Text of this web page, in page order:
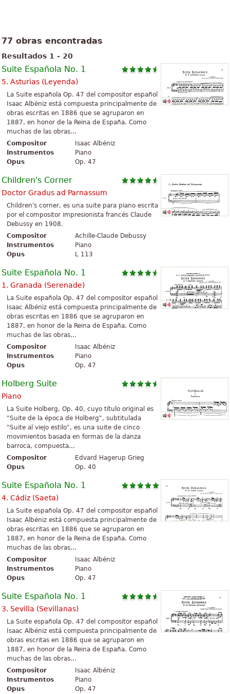
77 obras encontradas
Resultados 1 - 20
Suite Española No. 1
5. Asturias (Leyenda)
La Suite española Op. 47 del compositor español
Isaac Albéniz está compuesta principalmente de
obras escritas en 1886 que se agruparon en
1887, en honor de la Reina de España. Como
muchas de las obras...
Compositor
Isaac Albéniz
Instrumentos
Piano
Opus
Op. 47
Children's Corner
Doctor Gradus ad Parnassum
Children's corner, es una suite para piano escrita
por el compositor impresionista francés Claude
Debussy en 1908.
Compositor
Achille-Claude Debussy
Instrumentos
Piano
Opus
L 113
Suite Española No. 1
1. Granada (Serenade)
La Suite española Op. 47 del compositor español
Isaac Albéniz está compuesta principalmente de
obras escritas en 1886 que se agruparon en
1887, en honor de la Reina de España. Como
muchas de las obras...
Compositor
Isaac Albéniz
Instrumentos
Piano
Opus
Op. 47
Holberg Suite
Piano
La Suite Holberg, Op. 40, cuyo título original es
"Suite de la época de Holberg", subtitulada
"Suite al viejo estilo", es una suite de cinco
movimientos basada en formas de la danza
barroca, compuesta...
Compositor
Edvard Hagerup Grieg
Opus
Op. 40
Suite Española No. 1
4. Cádiz (Saeta)
La Suite española Op. 47 del compositor español
Isaac Albéniz está compuesta principalmente de
obras escritas en 1886 que se agruparon en
1887, en honor de la Reina de España. Como
muchas de las obras...
Compositor
Isaac Albéniz
Instrumentos
Piano
Opus
Op. 47
Suite Española No. 1
3. Sevilla (Sevillanas)
La Suite española Op. 47 del compositor español
Isaac Albéniz está compuesta principalmente de
obras escritas en 1886 que se agruparon en
1887, en honor de la Reina de España. Como
muchas de las obras...
Compositor
Isaac Albéniz
Instrumentos
Piano
Opus
Op. 47